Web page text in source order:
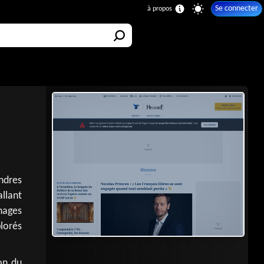
Se connecter